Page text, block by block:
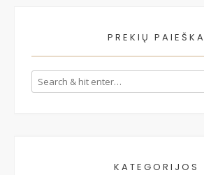
PREKIŲ PAIEŠKA
KATEGORIJOS